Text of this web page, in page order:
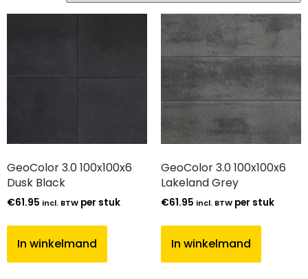
GeoColor 3.0 100x100x6
Dusk Black
€61.95 incl. BTW per stuk
In winkelmand
GeoColor 3.0 100x100x6
Lakeland Grey
€61.95 incl. BTW per stuk
In winkelmand